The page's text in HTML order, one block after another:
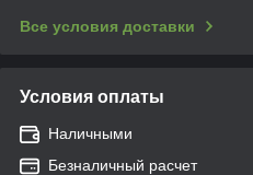
Все условия доставки
Условия оплаты
Наличными
Безналичный расчет